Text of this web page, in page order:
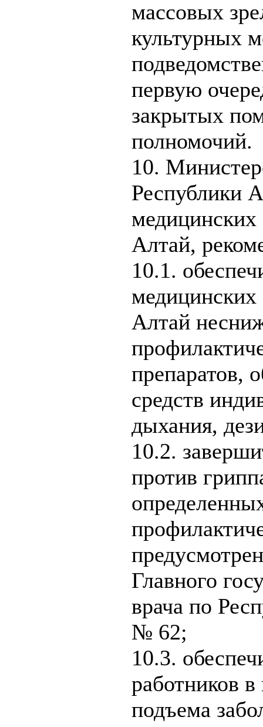
массовых
культурных
первую
закрытых
полномочий.
10.
Республики
медицинских
Алтай,
10.1.
медицинских
Алтай
препаратов,
средств
дыхания,
10.2.
против
Главного
врача по
№ 62;
10.3.
работников
подъема